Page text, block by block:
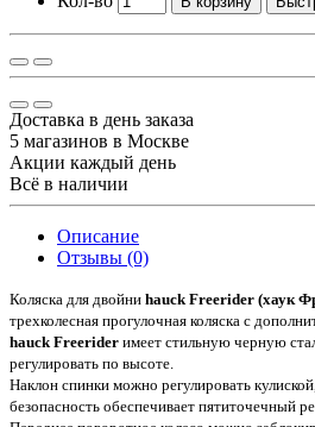
Доставка в день заказа
5 магазинов в Москве
Акции каждый день
Всё в наличии
Описание
Отзывы (0)
Коляска для двойни hauck Freerider (хаук
трехколесная прогулочная коляска с
hauck Freerider имеет стильную черную
регулировать по высоте.
Наклон спинки можно регулировать
безопасность обеспечивает пятиточечный